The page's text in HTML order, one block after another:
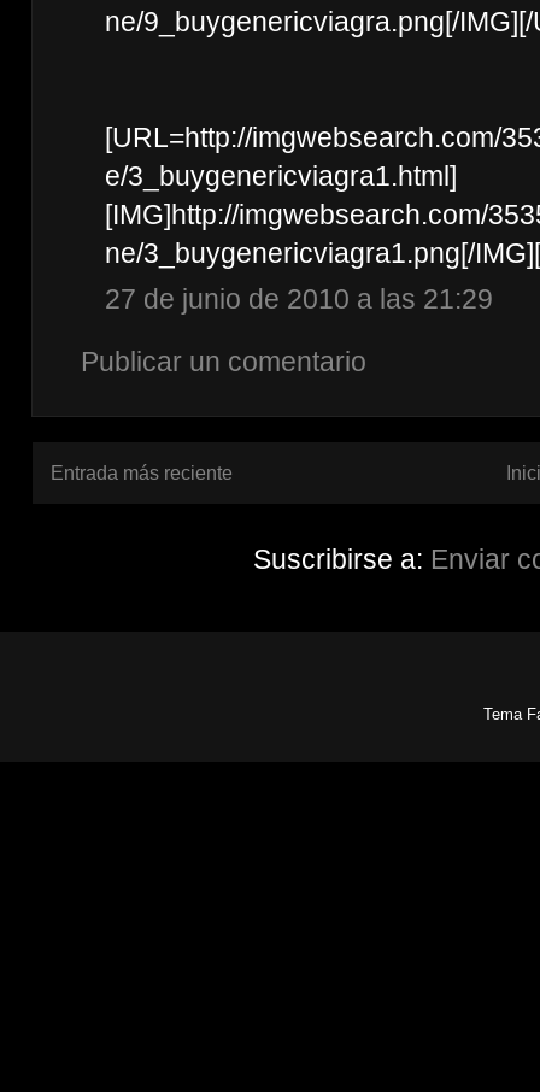
ne/9_buygenericviagra.png[/IMG][/
[URL=http://imgwebsearch.com/
e/3_buygenericviagra1.html]
[IMG]http://imgwebsearch.com/
ne/3_buygenericviagra1.png[/
27 de junio de 2010 a las 21:29
Publicar un comentario
Entrada más reciente
Suscribirse a: Enviar
Tema